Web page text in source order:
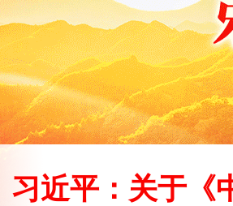
习近平：关于《